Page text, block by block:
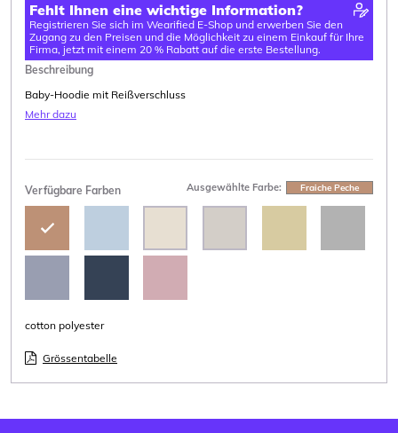
Fehlt Ihnen eine wichtige Information?
Registrieren Sie sich im Wearified E-Shop und erwerben Sie den
Zugang zu den Preisen und die Möglichkeit zu einem Einkauf für Ihre
Firma, jetzt mit einem 20 % Rabatt auf die erste Bestellung.
Beschreibung
Baby-Hoodie mit Reißverschluss
Mehr dazu
Verfügbare Farben Ausgewählte Farbe: Fraiche Peche
cotton polyester
Grössentabelle